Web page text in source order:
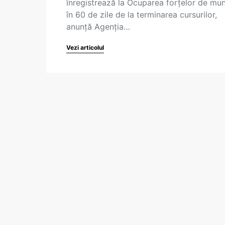
înregistrează la Ocuparea forțelor de
în 60 de zile de la terminarea cursurilor,
anunță Agenţia…
Vezi articolul